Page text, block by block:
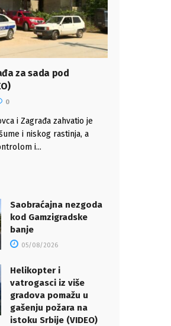
za sada pod
0
i Zagrađa zahvatio je
i niskog rastinja, a
i...
Saobraćajna nezgoda
kod Gamzigradske
banje
05/08/2026
Helikopter i
vatrogasci iz više
gradova pomažu u
gašenju požara na
istoku Srbije (VIDEO)